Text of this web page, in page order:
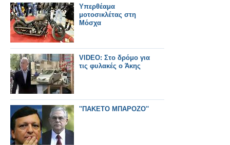
Υπερθέαμα
μοτοσικλέτας στη
Μόσχα
VIDEO: Στο δρόμο για
τις φυλακές ο Άκης
''ΠΑΚΕΤΟ ΜΠΑΡΟΖΟ''